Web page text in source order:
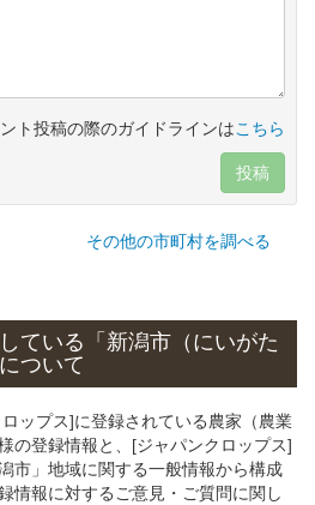
ト投稿の際のガイドラインはこちら
投稿
その他の市町村を調べる
ている 「新潟市（にいがた
ついて
ップス]に登録されている農家（農業
の登録情報と、[ジャパンクロップス]
市」地域に関する一般情報から構成
情報に対するご意見・ご質問に関し